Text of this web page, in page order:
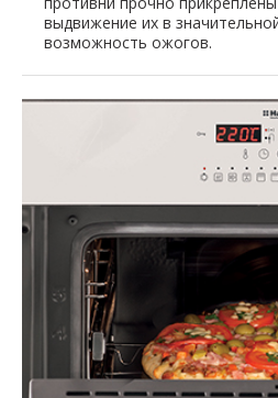
выдвижение их в
возможность ожогов.